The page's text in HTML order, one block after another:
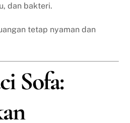
dan bakteri.
tetap nyaman dan
Sofa: